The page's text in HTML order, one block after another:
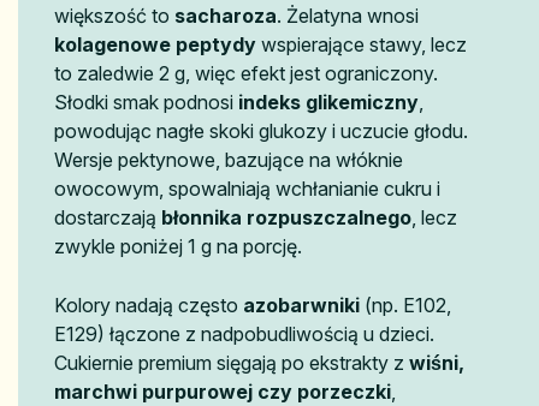
większość to sacharoza. Żelatyna wnosi
kolagenowe peptydy wspierające stawy, lecz
to zaledwie 2 g, więc efekt jest ograniczony.
Słodki smak podnosi indeks glikemiczny
powodując nagłe skoki glukozy i uczucie głodu.
Wersje pektynowe, bazujące na włóknie
owocowym, spowalniają wchłanianie cukru i
dostarczają błonnika rozpuszczalnego , lecz
zwykle poniżej 1 g na porcję.
Kolory nadają często azobarwniki (np. E102,
E129) łączone z nadpobudliwością u dzieci.
Cukiernie premium sięgają po ekstrakty z wiśni,
marchwi purpurowej czy porzeczki